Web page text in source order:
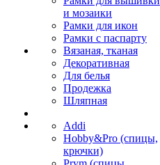
и мозаики
Рамки для икон
Рамки с паспарту
Вязаная, тканая
Декоративная
Для белья
Продежка
Шляпная
Addi
Hobby&Pro (спицы,
крючки)